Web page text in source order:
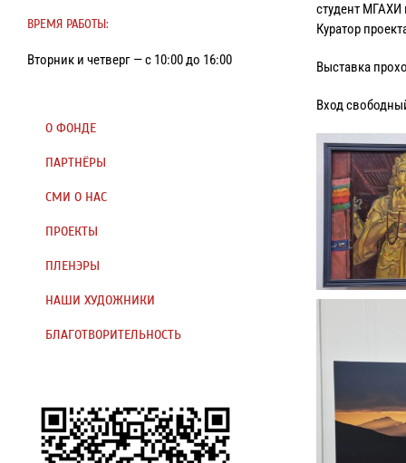
студент
Куратор
Выставка
Вход
ВРЕМЯ РАБОТЫ:
Вторник и четверг — с 10:00 до 16:00
О ФОНДЕ
ПАРТНЁРЫ
СМИ О НАС
ПРОЕКТЫ
ПЛЕНЭРЫ
НАШИ ХУДОЖНИКИ
БЛАГОТВОРИТЕЛЬНОСТЬ